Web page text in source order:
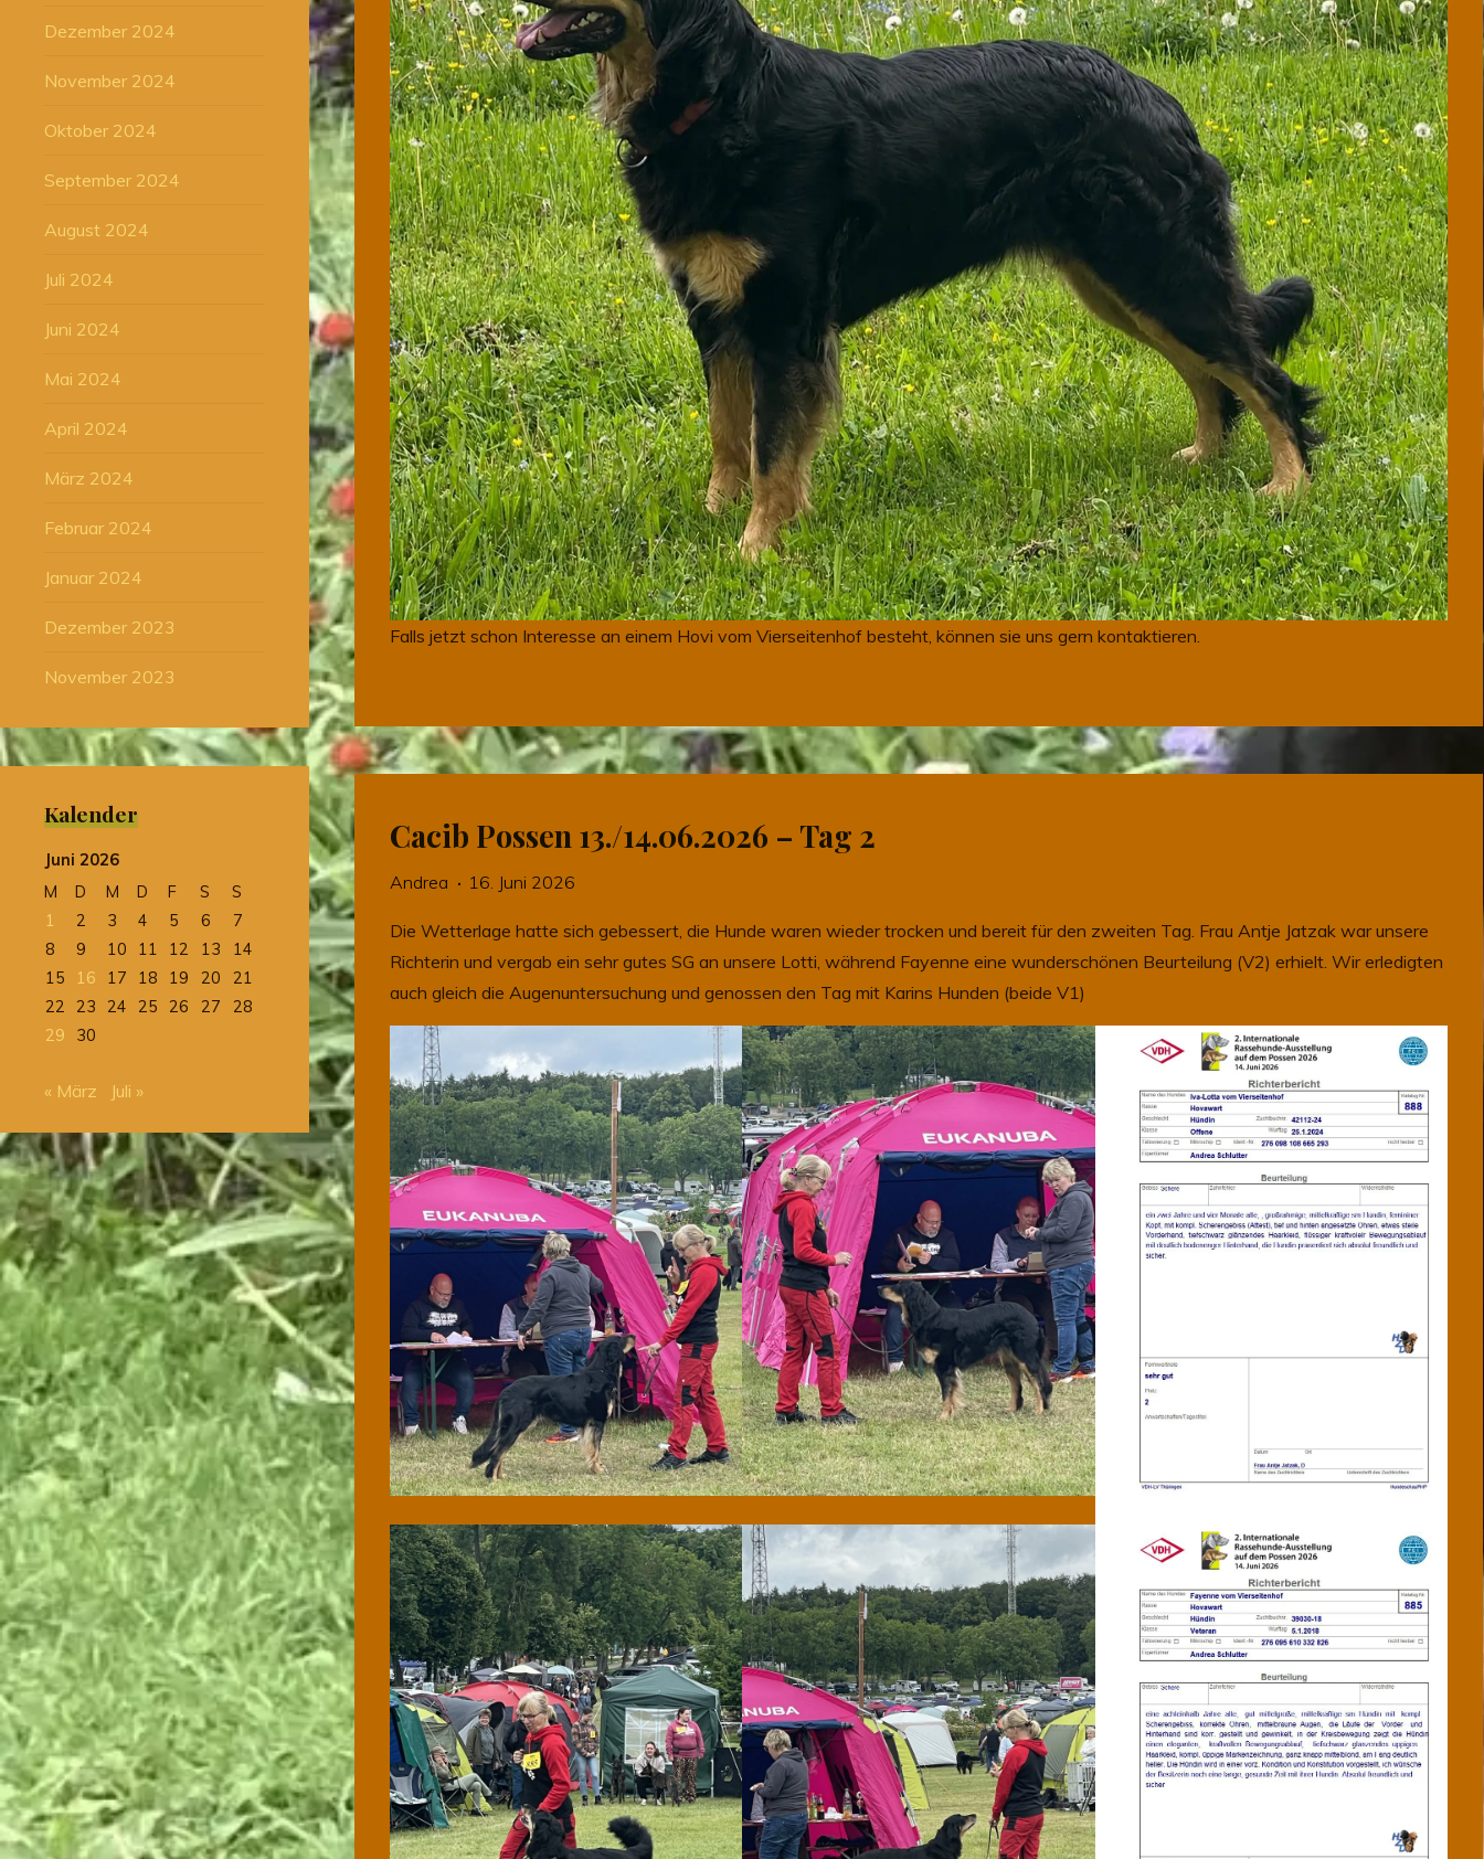
Falls jetzt schon Interesse an einem Hovi vom Vierseitenhof besteht, können sie uns gern kontaktieren.
Cacib Possen 13./14.06.2026 – Tag 2
Andrea 16. Juni 2026
Die Wetterlage hatte sich gebessert, die Hunde waren wieder trocken und bereit für den zweiten Tag. Frau Antje Jatzak war unsere
Richterin und vergab ein sehr gutes SG an unsere Lotti, während Fayenne eine wunderschönen Beurteilung (V2) erhielt. Wir erledigten
auch gleich die Augenuntersuchung und genossen den Tag mit Karins Hunden (beide V1)
Dezember 2024
November 2024
Oktober 2024
September 2024
August 2024
Juli 2024
Juni 2024
Mai 2024
April 2024
März 2024
Februar 2024
Januar 2024
Dezember 2023
November 2023
Kalender
Juni 2026
M
D M D F S
S
1
2 3 4 5 6
7
8
9 10 11 12 13
14
15
16 17 18 19 20
21
22
23 24 25 26 27
28
29
30
« März Juli »